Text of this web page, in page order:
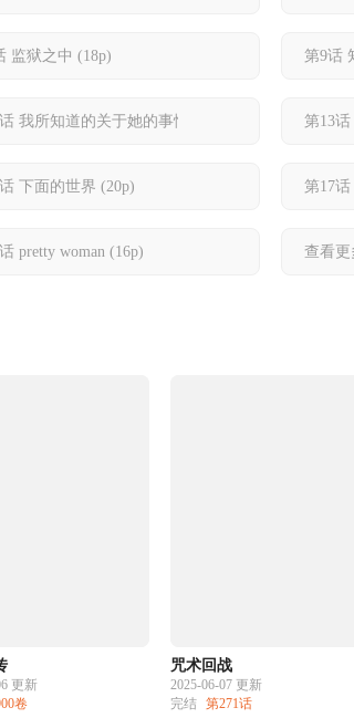
监狱之中 (18p) 第9话
我所知道的关于她的事情 第13话
下面的世界 (20p) 第17话
pretty woman (16p) 查看更
更新
卷
咒术回战
2025-06-07 更新
完结 第271话